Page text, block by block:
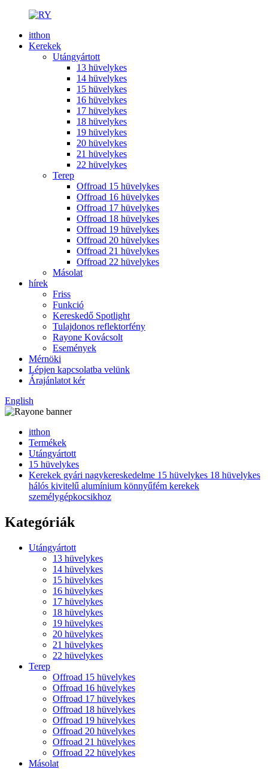
itthon
Kerekek
Utángyártott
13 hüvelykes
14 hüvelykes
15 hüvelykes
16 hüvelykes
17 hüvelykes
18 hüvelykes
19 hüvelykes
20 hüvelykes
21 hüvelykes
22 hüvelykes
Terep
Offroad 15 hüvelykes
Offroad 16 hüvelykes
Offroad 17 hüvelykes
Offroad 18 hüvelykes
Offroad 19 hüvelykes
Offroad 20 hüvelykes
Offroad 21 hüvelykes
Offroad 22 hüvelykes
Másolat
hírek
Friss
Funkció
Kereskedő Spotlight
Tulajdonos reflektorfény
Rayone Kovácsolt
Események
Mérnöki
Lépjen kapcsolatba velünk
Árajánlatot kér
English
itthon
Termékek
Utángyártott
15 hüvelykes
Kerekek gyári nagykereskedelme 15 hüvelykes 18 hüvelykes
hálós kivitelű alumínium könnyűfém kerekek
személygépkocsikhoz
Kategóriák
Utángyártott
13 hüvelykes
14 hüvelykes
15 hüvelykes
16 hüvelykes
17 hüvelykes
18 hüvelykes
19 hüvelykes
20 hüvelykes
21 hüvelykes
22 hüvelykes
Terep
Offroad 15 hüvelykes
Offroad 16 hüvelykes
Offroad 17 hüvelykes
Offroad 18 hüvelykes
Offroad 19 hüvelykes
Offroad 20 hüvelykes
Offroad 21 hüvelykes
Offroad 22 hüvelykes
Másolat